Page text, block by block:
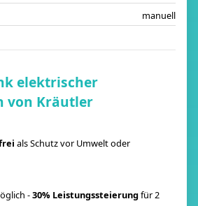
manuell
elektrischer
von Kräutler
als Schutz vor Umwelt oder
-30% Leistungssteierungfür 2